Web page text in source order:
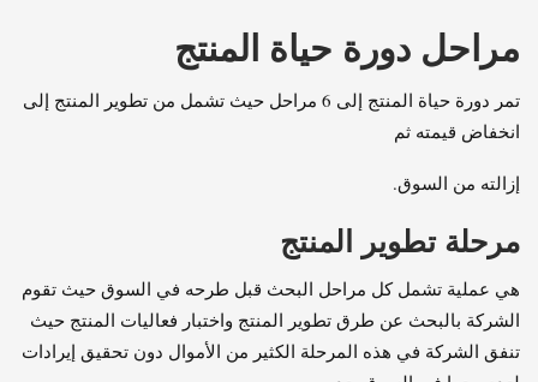
مراحل دورة حياة المنتج
تمر دورة حياة المنتج إلى 6 مراحل حيث تشمل من تطوير المنتج إلى
انخفاض قيمته ثم
إزالته من السوق.
مرحلة تطوير المنتج
هي عملية تشمل كل مراحل البحث قبل طرحه في السوق حيث تقوم
الشركة بالبحث عن طرق تطوير المنتج واختبار فعاليات المنتج حيث
تنفق الشركة في هذه المرحلة الكثير من الأموال دون تحقيق إيرادات